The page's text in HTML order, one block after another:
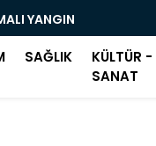
YANGIN
BAŞLADI
SAĞLIK
KÜLTÜR -
SANAT